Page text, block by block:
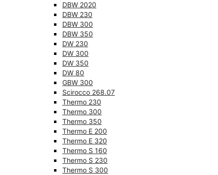
DBW 2020
DBW 230
DBW 300
DBW 350
DW 230
DW 300
DW 350
DW 80
GBW 300
Scirocco 268.07
Thermo 230
Thermo 300
Thermo 350
Thermo E 200
Thermo E 320
Thermo S 160
Thermo S 230
Thermo S 300